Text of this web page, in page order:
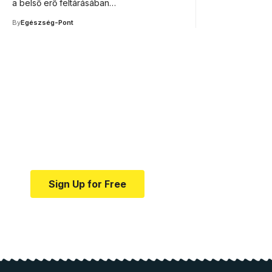
a belső erő feltárásában…
ByEgészség-Pont
Sign Up for Free